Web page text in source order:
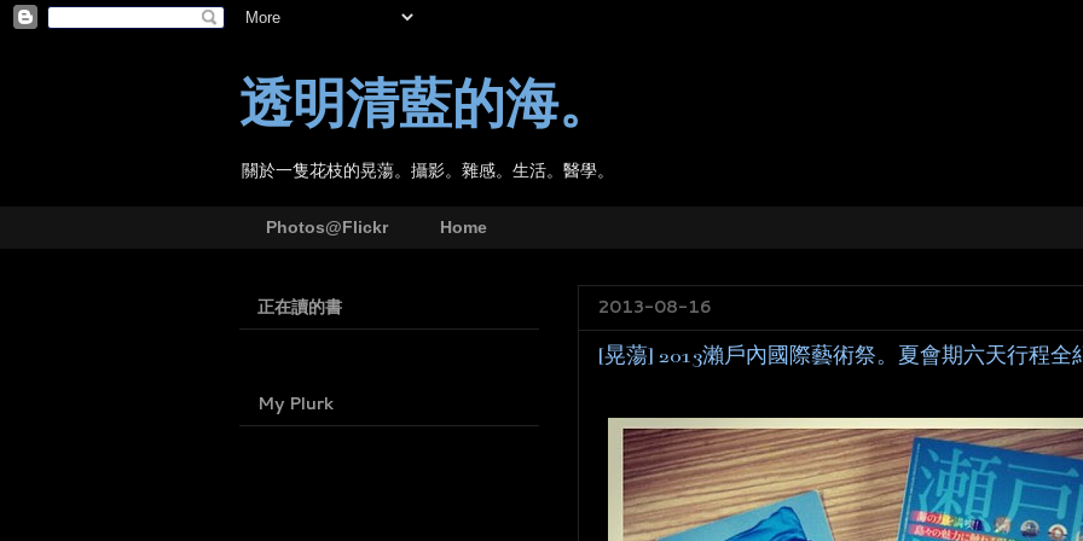
透明清藍的海。
關於一隻花枝的晃蕩。攝影。雜感。生活。醫學。
Photos@Flickr Home
2013-08-16
[晃蕩] 2013瀨戶內國際藝術祭。夏會期六天行程全
正在讀的書
My Plurk